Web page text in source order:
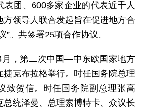
表团、600多家企业的代表近千人
方领导人联合发起旨在促进地方合
”。共签署25项合作协议。
月，第二次中国—中东欧国家地方
捷克布拉格举行。时任国务院总理
致贺信。时任国务院副总理张高
总统泽曼、总理索博特卡、众议长